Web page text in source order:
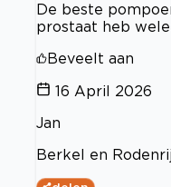
De beste
prostaat heb
Beveelt aan
16 April 2026
Jan
Berkel en